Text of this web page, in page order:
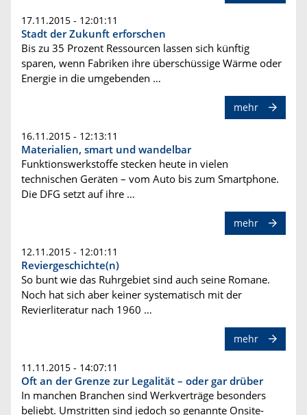
17.11.2015 - 12:01:11
Stadt der Zukunft erforschen
Bis zu 35 Prozent Ressourcen lassen sich künftig
sparen, wenn Fabriken ihre überschüssige Wärme oder
Energie in die umgebenden …
mehr
16.11.2015 - 12:13:11
Materialien, smart und wandelbar
Funktionswerkstoffe stecken heute in vielen
technischen Geräten – vom Auto bis zum Smartphone.
Die DFG setzt auf ihre …
mehr
12.11.2015 - 12:01:11
Reviergeschichte(n)
So bunt wie das Ruhrgebiet sind auch seine Romane.
Noch hat sich aber keiner systematisch mit der
Revierliteratur nach 1960 …
mehr
11.11.2015 - 14:07:11
Oft an der Grenze zur Legalität – oder gar drüber
In manchen Branchen sind Werkverträge besonders
beliebt. Umstritten sind jedoch so genannte Onsite-